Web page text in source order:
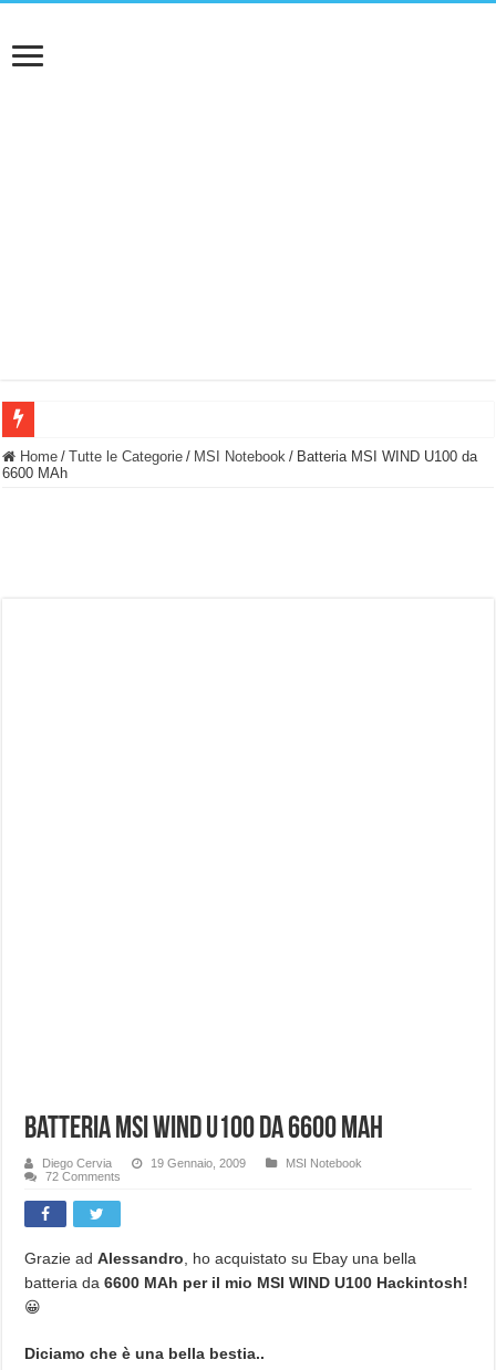
BASTA FATICARE! Questo robot tagliaerba lo appoggi e fa tutto lui! (Senza
Home / Tutte le Categorie / MSI Notebook / Batteria MSI WIND U100 da
6600 MAh
Batteria MSI WIND U100 da 6600 MAh
Diego Cervia 19 Gennaio, 2009
MSI Notebook
72 Comments
Grazie adAlessandro , ho acquistato su Ebay una bella
batteria da 6600 MAh per il mio MSI WIND U100 Hackintosh!
😀
Diciamo che è una bella bestia..